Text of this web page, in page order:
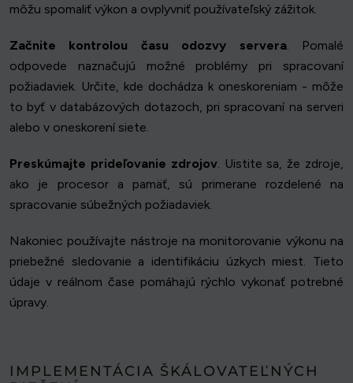
môžu spomaliť výkon a ovplyvniť používateľský zážitok.
Začnite kontrolou času odozvy servera. Pomalé
odpovede naznačujú možné problémy pri spracovaní
požiadaviek. Určite, kde dochádza k oneskoreniam - môže
to byť v databázových dotazoch, pri spracovaní na serveri
alebo v oneskorení siete.
Preskúmajte prideľovanie zdrojov. Uistite sa, že zdroje,
ako je procesor a pamäť, sú primerane rozdelené na
spracovanie súbežných požiadaviek.
Nakoniec používajte nástroje na monitorovanie výkonu na
priebežné sledovanie a identifikáciu úzkych miest. Tieto
údaje v reálnom čase pomáhajú rýchlo vykonať potrebné
úpravy.
IMPLEMENTÁCIA ŠKÁLOVATEĽNÝCH